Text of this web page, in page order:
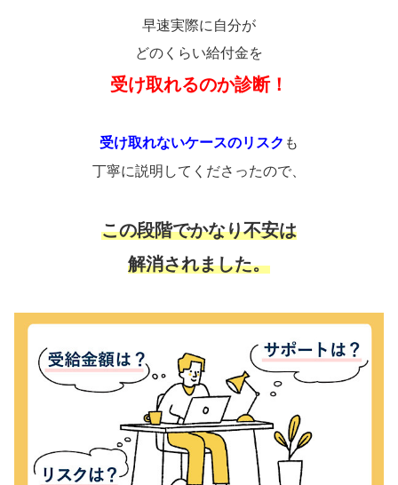
早速実際に自分が
どのくらい給付金を
受け取れるのか診断！
受け取れないケースのリスク も
丁寧に説明してくださったので、
この段階でかなり不安は
解消されました。